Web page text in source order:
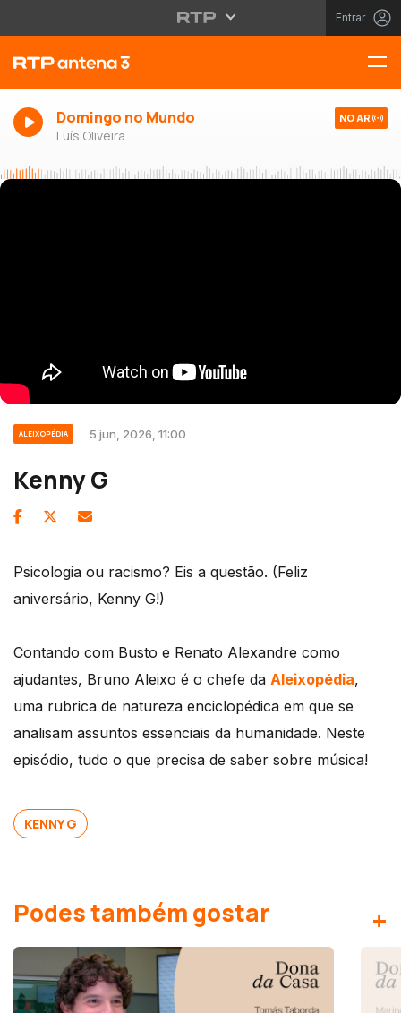
Entrar
Domingo no Mundo
Luís Oliveira
NO AR
ALEIXOPÉDIA 5 jun, 2026, 11:00
Kenny G
Psicologia ou racismo? Eis a questão. (Feliz
aniversário, Kenny G!)
Contando com Busto e Renato Alexandre como
ajudantes, Bruno Aleixo é o chefe da Aleixopédia,
uma rubrica de natureza enciclopédica em que se
analisam assuntos essenciais da humanidade. Neste
episódio, tudo o que precisa de saber sobre música!
KENNY G
Podes também gostar +